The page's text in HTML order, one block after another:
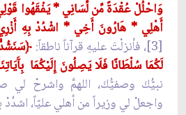
وَاحْلُلْ عُقْدَةً مِّن لِّسَانِي * يَفْقَهُوا
أَهْلِي * هَارُونَ أَخِي * اشْدُدْ بِهِ
[3]، فأنزلْتَ عليهِ قرآناً ناطقاً:
لَكُمَا سُلْطَانًا فَلَا يَصِلُونَ إِلَيْكُمَا
نبيُّكَ وصفيُّكَ، اللهمَّ واشرحْ لي
واجعلْ لي وزيراً من أهلي عليّاً، اشدُدْ